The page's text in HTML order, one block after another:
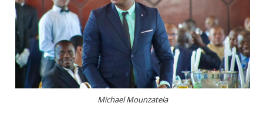
Michael Mounzatela